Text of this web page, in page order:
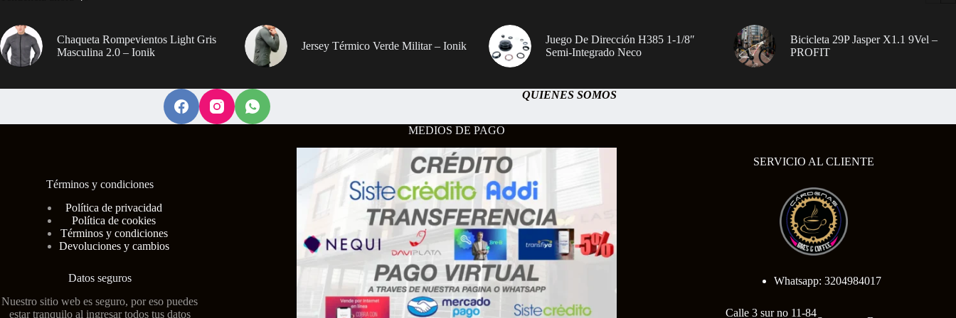
Chaqueta Rompevientos Light Gris
Masculina 2.0 – Ionik
Jersey Térmico Verde Militar – Ionik
Juego De Dirección H385 1-1/8″
Semi-Integrado Neco
Bicicleta 29P Jasper X1.1 9Vel –
PROFIT
QUIENES SOMOS
Términos y condiciones
Política de privacidad
Política de cookies
Términos y condiciones
Devoluciones y cambios
Datos seguros
Nuestro sitio web es seguro, por eso puedes
estar tranquilo al ingresar todos tus datos
MEDIOS DE PAGO
SERVICIO AL CLIENTE
Whatsapp: 3204984017
Calle 3 sur no 11-84